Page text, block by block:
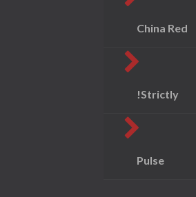
China Red
!Strictly
Pulse